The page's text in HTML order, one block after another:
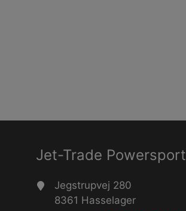
Jet-Trade Powersport
Jegstrupvej 280
8361 Hasselager